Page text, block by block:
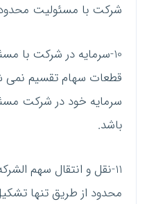
شرکت با مسئولیت
10-سرمایه در شرکت با
قطعات سهام تقسیم نمی
سرمایه خود در شرکت
باشد.
11-نقل و انتقال سهم
محدود از طریق تنها